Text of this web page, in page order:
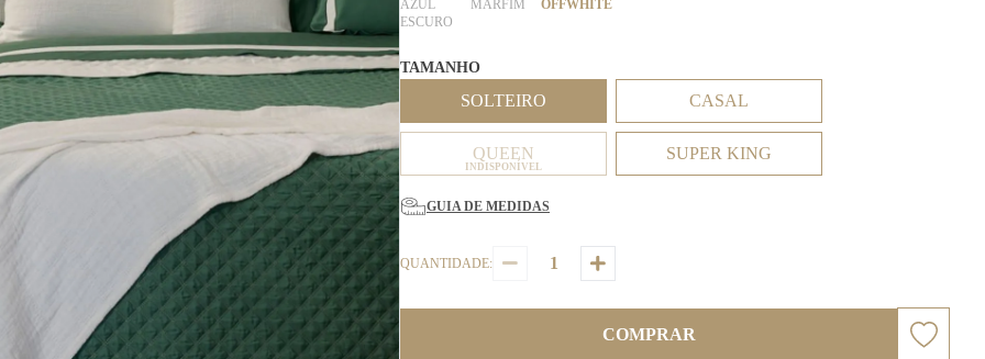
AZUL
ESCURO
MARFIM
OFFWHITE
TAMANHO
SOLTEIRO CASAL
QUEEN
INDISPONÍVEL
SUPER KING
GUIA DE MEDIDAS
QUANTIDADE:
COMPRAR